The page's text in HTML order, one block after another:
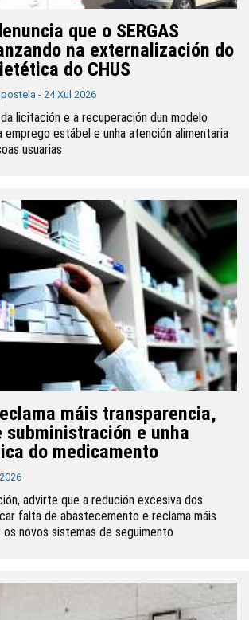
que o SERGAS
na externalización do
do CHUS
- 24 Xul 2026
licitación e a recuperación dun modelo
emprego estábel e unha atención alimentaria
usuarias
máis transparencia,
subministración e unha
do medicamento
advirte que a redución excesiva dos
falta de abastecemento e reclama máis
os novos sistemas de seguimento